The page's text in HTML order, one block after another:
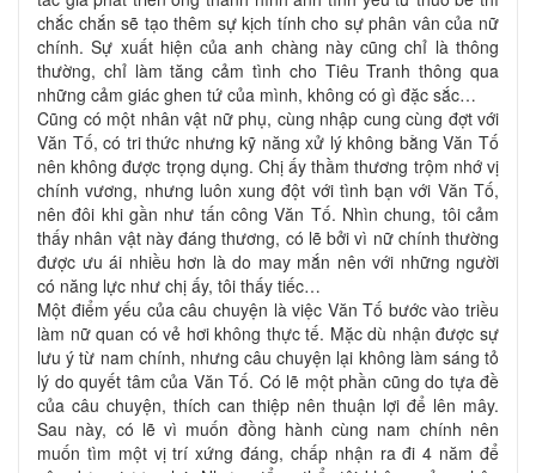
chắc chắn sẽ tạo thêm sự kịch tính cho sự phân vân của nữ
chính. Sự xuất hiện của anh chàng này cũng chỉ là thông
thường, chỉ làm tăng cảm tình cho Tiêu Tranh thông qua
những cảm giác ghen tứ của mình, không có gì đặc sắc…
Cũng có một nhân vật nữ phụ, cùng nhập cung cùng đợt với
Văn Tố, có tri thức nhưng kỹ năng xử lý không bằng Văn Tố
nên không được trọng dụng. Chị ấy thầm thương trộm nhớ vị
chính vương, nhưng luôn xung đột với tình bạn với Văn Tố,
nên đôi khi gần như tấn công Văn Tố. Nhìn chung, tôi cảm
thấy nhân vật này đáng thương, có lẽ bởi vì nữ chính thường
được ưu ái nhiều hơn là do may mắn nên với những người
có năng lực như chị ấy, tôi thấy tiếc…
Một điểm yếu của câu chuyện là việc Văn Tố bước vào triều
làm nữ quan có vẻ hơi không thực tế. Mặc dù nhận được sự
lưu ý từ nam chính, nhưng câu chuyện lại không làm sáng tỏ
lý do quyết tâm của Văn Tố. Có lẽ một phần cũng do tựa đề
của câu chuyện, thích can thiệp nên thuận lợi để lên mây.
Sau này, có lẽ vì muốn đồng hành cùng nam chính nên
muốn tìm một vị trí xứng đáng, chấp nhận ra đi 4 năm để